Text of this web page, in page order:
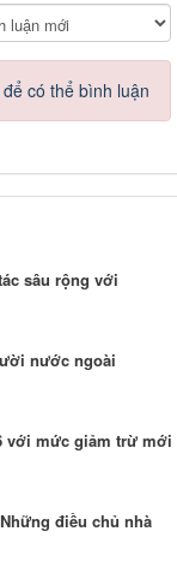
để có thể bình luận
sâu rộng với
nước ngoài
với mức giảm trừ mới
điều chủ nhà